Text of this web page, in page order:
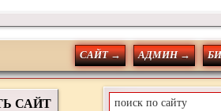
САЙТ → АДМИН →
САЙТ